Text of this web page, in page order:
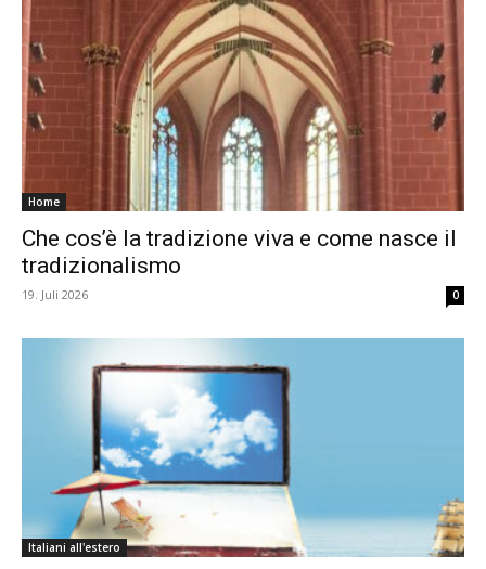
d'Italia
Home
Che cos’è la tradizione viva e come nasce il
tradizionalismo
19. Juli 2026 0
Italiani all'estero